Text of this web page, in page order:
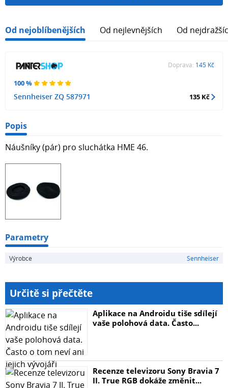
Od nejoblíbenějších Od nejlevnějších Od
100 %
Sennheiser ZQ 587971
Doprava: 145 Kč
135 Kč
Popis
Náušníky (pár) pro sluchátka HME 46.
Parametry
Výrobce Sennheiser
Určitě si přečtěte
Aplikace na Androidu tiše sdílejí
vaše polohová data. Často...
Recenze televizoru Sony Bravia 7
II. True RGB dokáže změnit...